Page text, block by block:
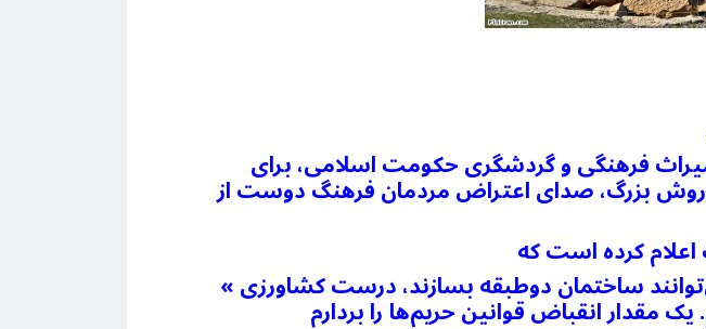
فرهنگی و گردشگری حکومت اسلامی، برای
بزرگ، صدای اعتراض مردمان فرهنگ دوست از
« مردم شهر پاسارگاد به‌خاطر مقبره کوروش و قوانین ما نمی‌توانند ساختمان دوطبقه بسازند، درست کشاورزی